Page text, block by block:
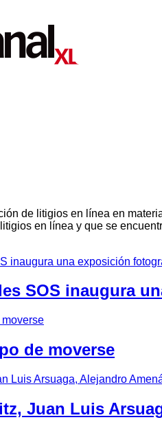
de litigios en línea en
en línea y que se
SOS inaugura
de moverse
Juan Luis